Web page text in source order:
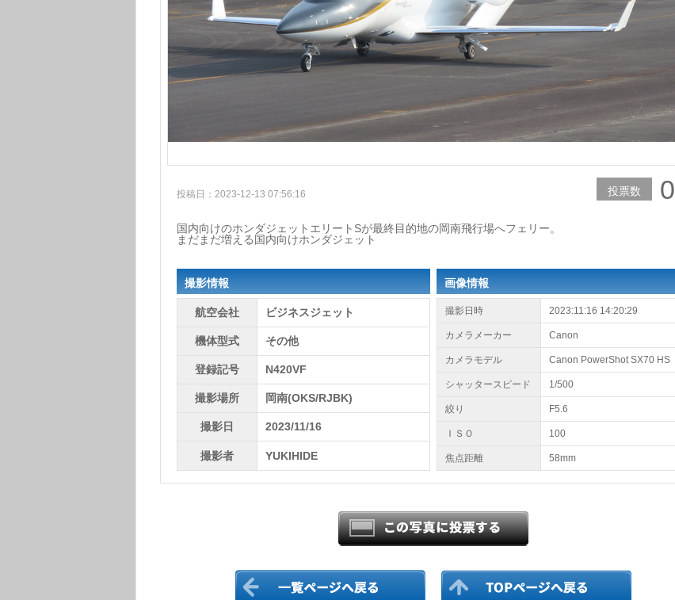
投稿日：2023-12-13 07:56:16 投票数 0
国内向けのホンダジェットエリートSが最終目的地の岡南飛行場へフェリー。
まだまだ増える国内向けホンダジェット
撮影情報
航空会社 ビジネスジェット
機体型式 その他
登録記号 N420VF
撮影場所 岡南(OKS/RJBK)
撮影日 2023/11/16
撮影者 YUKIHIDE
画像情報
撮影日時 2023:11:16 14:20:29
カメラメーカー Canon
カメラモデル Canon PowerShot SX70 HS
シャッタースピード 1/500
絞り F5.6
ＩＳＯ 100
焦点距離 58mm